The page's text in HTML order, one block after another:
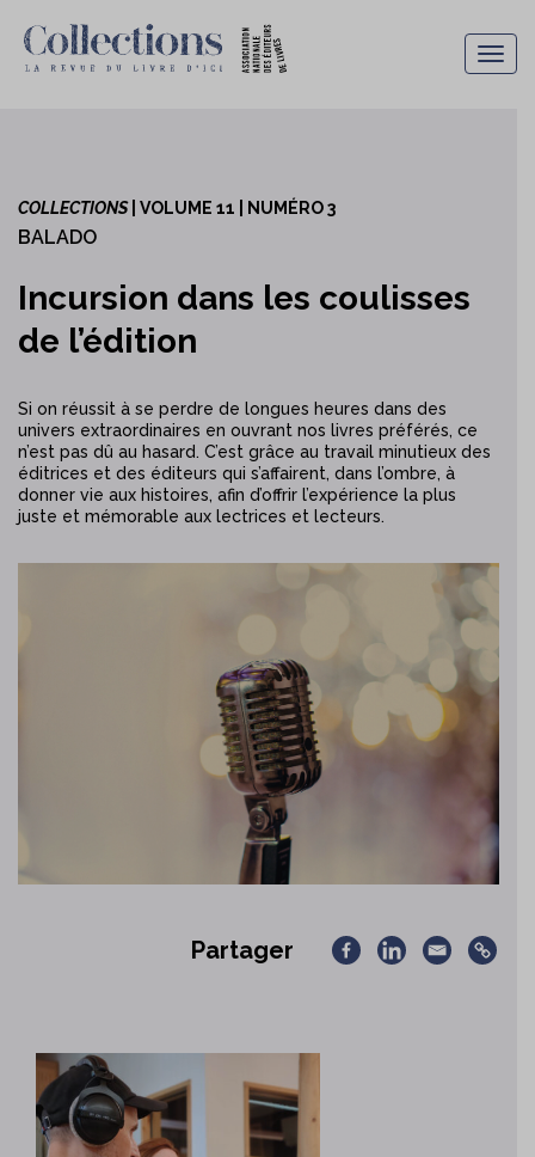
COLLECTIONS| VOLUME 11 | NUMÉRO 3
BALADO
Incursion dans les coulisses
de l’édition
Si on réussit à se perdre de longues heures dans des
univers extraordinaires en ouvrant nos livres préférés, ce
n’est pas dû au hasard. C’est grâce au travail minutieux des
éditrices et des éditeurs qui s’affairent, dans l’ombre, à
donner vie aux histoires, afin d’offrir l’expérience la plus
juste et mémorable aux lectrices et lecteurs.
Partager